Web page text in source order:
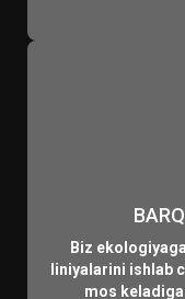
Biz
liniyalarini ishlab
mos